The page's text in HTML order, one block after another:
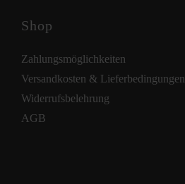
Shop
Zahlungsmöglichkeiten
Versandkosten & Lieferbedingungen
Widerrufsbelehrung
AGB